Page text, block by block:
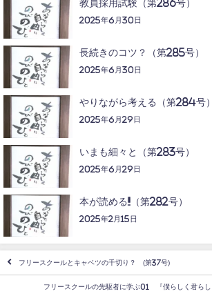
教員採用試験（第286号）
2025年6月30日
長続きのコツ？（第285号）
2025年6月30日
やりながら考える（第284号）
2025年6月29日
いまも細々と（第283号）
2025年6月29日
本が読める!!（第282号）
2025年2月15日
フリースクールとキャベツの千切り？ (第37号)
フリースクールの先駆者に学ぶ01 『僕らしく君ら